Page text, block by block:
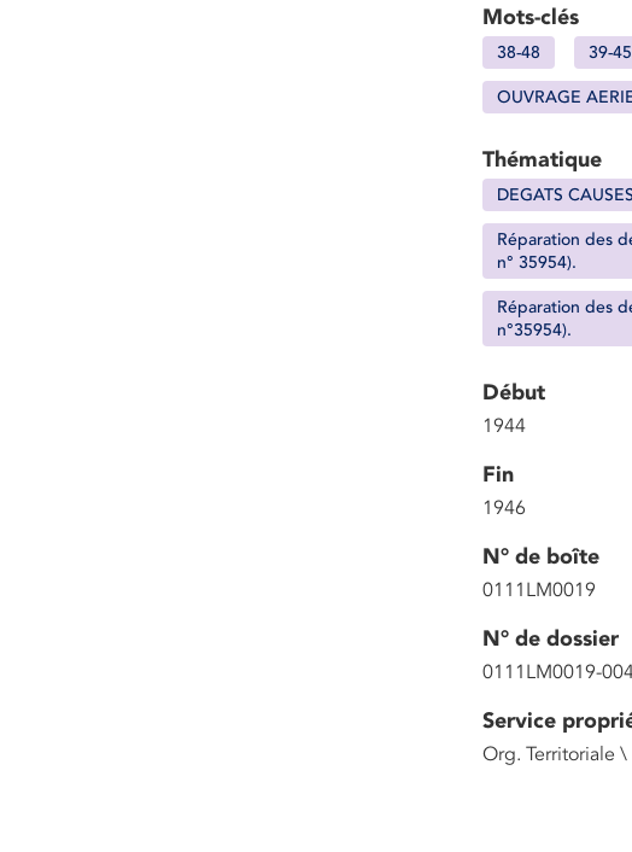
Mots-clés
38-48 39-45
OUVRAGE
Thématique
DEGATS
Réparation des
n° 35954).
Réparation des
n°35954).
Début
1944
Fin
1946
N° de boîte
0111LM0019
N° de dossier
0111LM0019-
Service
Org. Territoriale \